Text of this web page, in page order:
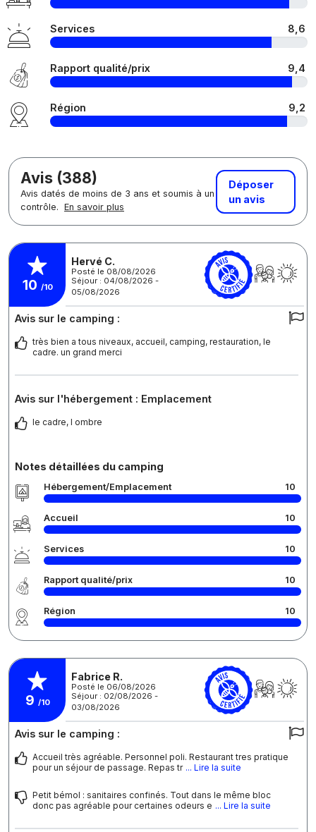
Services 8,6
Rapport qualité/prix 9,4
Région 9,2
Avis (388)
Avis datés de moins de 3 ans et soumis à un
contrôle. En savoir plus
Déposer
un avis
10 /10
Hervé C.
Posté le 08/08/2026
Séjour : 04/08/2026 -
05/08/2026
Avis sur le camping :
très bien a tous niveaux, accueil, camping, restauration, le
cadre. un grand merci
Avis sur l'hébergement : Emplacement
le cadre, l ombre
Notes détaillées du camping
Hébergement/Emplacement 10
Accueil 10
Services 10
Rapport qualité/prix 10
Région 10
9 /10
Fabrice R.
Posté le 06/08/2026
Séjour : 02/08/2026 -
03/08/2026
Avis sur le camping :
Accueil très agréable. Personnel poli. Restaurant tres pratique
pour un séjour de passage. Repas tr ... Lire la suite
Petit bémol : sanitaires confinés. Tout dans le même bloc
donc pas agréable pour certaines odeurs e ... Lire la suite